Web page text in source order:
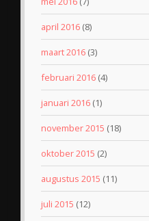
april 2016 (8)
maart 2016 (3)
februari 2016 (4)
januari 2016 (1)
november 2015 (18)
oktober 2015 (2)
augustus 2015 (11)
juli 2015 (12)